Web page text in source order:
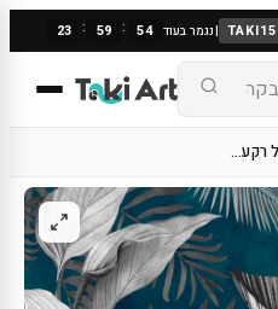
TAKI15
|נגמר בעוד 23 : 59 : 53
רקע…